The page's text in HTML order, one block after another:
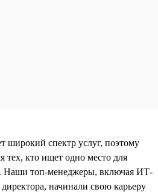
широкий спектр услуг, поэтому
тех, кто ищет одно место для
Наши топ-менеджеры, включая ИТ-
начинали свою карьеру